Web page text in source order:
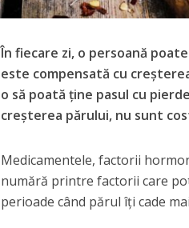
În fiecare zi, o persoană
este compensată cu
o să poată ţine pasul cu
creşterea părului, nu sunt
Medicamentele, factorii
numără printre factorii care
perioade când părul îţi cade